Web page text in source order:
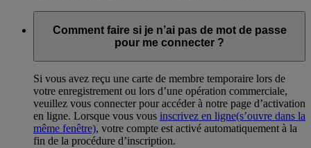
Comment faire si je n’ai pas de mot de passe
pour me connecter ?
Si vous avez reçu une carte de membre temporaire lors de
votre enregistrement ou lors d’une opération commerciale,
veuillez vous connecter pour accéder à notre page d’activation
en ligne. Lorsque vous vous inscrivez en ligne(s’ouvre dans la
même fenêtre), votre compte est activé automatiquement à la
fin de la procédure d’inscription.